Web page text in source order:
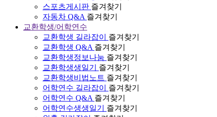
스포츠게시판 즐겨찾기
자동차 Q&A 즐겨찾기
교환학생/어학연수
교환학생 길라잡이
즐겨찾기
교환학생 Q&A 즐겨찾기
교환학생정보나눔 즐겨찾기
교환학생생일기
즐겨찾기
교환학생비법노트 즐겨찾기
어학연수 길라잡이
즐겨찾기
어학연수 Q&A 즐겨찾기
어학연수생생일기
즐겨찾기